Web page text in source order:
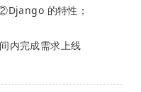
的特性；
内完成需求上线